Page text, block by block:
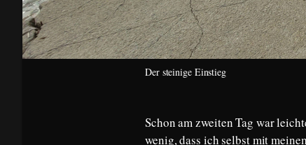
Der steinige Einstieg
Schon am zweiten Tag war
wenig, dass ich selbst mit